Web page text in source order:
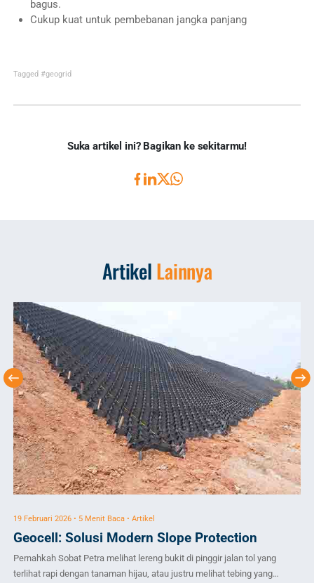
bagus.
Cukup kuat untuk pembebanan jangka panjang
Tagged #geogrid
Suka artikel ini? Bagikan ke sekitarmu!
ArtikelLainnya
19 Februari 2026 • 5 Menit Baca • Artikel
Geocell: Solusi Modern Slope Protection
Pernahkah Sobat Petra melihat lereng bukit di pinggir jalan tol yang
terlihat rapi dengan tanaman hijau, atau justru melihat tebing yang